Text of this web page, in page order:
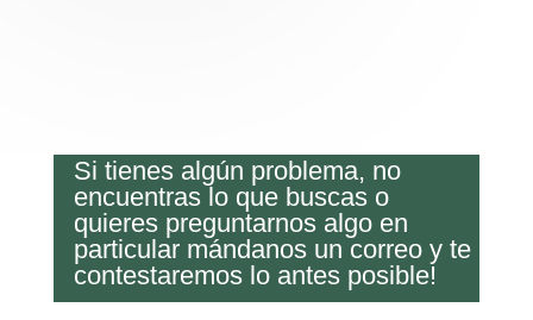
Si tienes algún problema, no
encuentras lo que buscas o
quieres preguntarnos algo en
particular mándanos un correo y te
contestaremos lo antes posible!